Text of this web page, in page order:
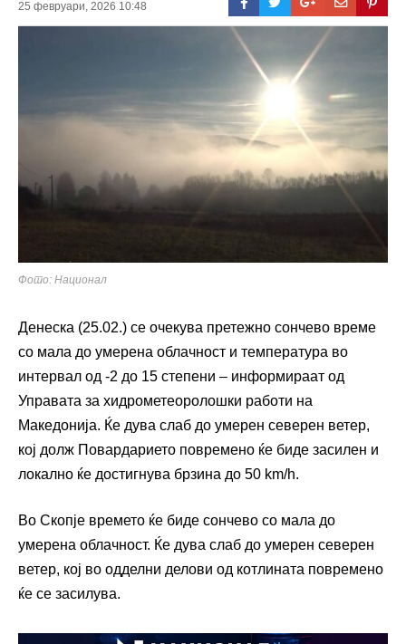
25 февруари, 2026 10:48
Фото: Национал
Денеска (25.02.) се очекува претежно сончево време
со мала до умерена облачност и температура во
интервал од -2 до 15 степени – информираат од
Управата за хидрометеоролошки работи на
Македонија. Ќе дува слаб до умерен северен ветер,
кој долж Повардарието повремено ќе биде засилен и
локално ќе достигнува брзина до 50 km/h.
Во Скопје времето ќе биде сончево со мала до
умерена облачност. Ќе дува слаб до умерен северен
ветер, кој во одделни делови од котлината повремено
ќе се засилува.